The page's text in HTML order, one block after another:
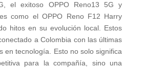
el exitoso OPPO Reno13 5G y
como el OPPO Reno F12 Harry
hitos en su evolución local. Estos
a Colombia con las últimas
en tecnología. Esto no solo significa
para la compañía, sino una